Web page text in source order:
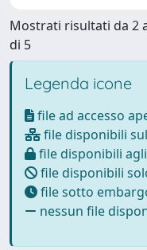
Mostrati risultati da 2
di 5
Legenda icone
file ad accesso
file disponibili
file disponibili
file disponibili
file sotto
nessun file